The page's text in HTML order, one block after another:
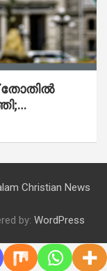
തോതിൽ
Christian News
by: WordPress